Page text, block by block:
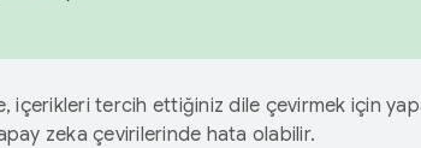
içerikleri tercih ettiğiniz dile çevirmek için
zeka çevirilerinde hata olabilir.